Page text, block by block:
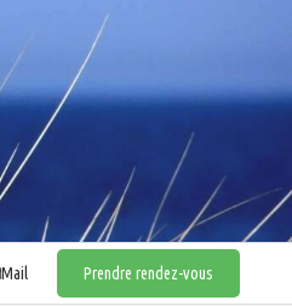
Mail Prendre rendez-vous